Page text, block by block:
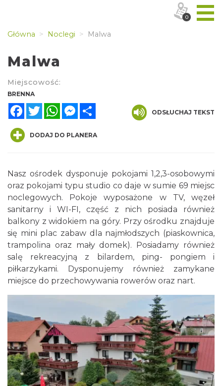
Główna Noclegi Malwa
Malwa
Miejscowość:
BRENNA
FacebookTwitterWhatsAppMessenger
ODSŁUCHAJ TEKST
DODAJ DO PLANERA
Nasz ośrodek dysponuje pokojami 1,2,3-osobowymi
oraz pokojami typu studio co daje w sumie 69 miejsc
noclegowych. Pokoje wyposażone w TV, węzeł
sanitarny i WI-FI, część z nich posiada również
balkony z widokiem na góry. Przy ośrodku znajduje
się mini plac zabaw dla najmłodszych (piaskownica,
trampolina oraz mały domek). Posiadamy również
salę rekreacyjną z bilardem, ping- pongiem i
piłkarzykami. Dysponujemy również zamykane
miejsce do przechowywania rowerów oraz nart.
0